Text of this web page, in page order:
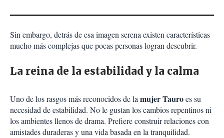
Sin embargo, detrás de esa imagen serena existen características
mucho más complejas que pocas personas logran descubrir.
La reina de la estabilidad y la calma
Uno de los rasgos más reconocidos de lamujer Tauroes su
necesidad de estabilidad. No le gustan los cambios repentinos ni
los ambientes llenos de drama. Prefiere construir relaciones con
amistades duraderas y una vida basada en la tranquilidad.